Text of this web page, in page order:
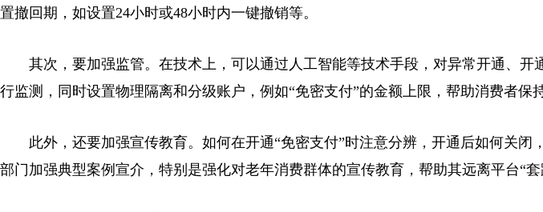
置撤回期，如设置24小时或48小时内一键撤销等。
其次，要加强监管。在技术上，可以通过人工智能等技术手段，对异常开通、开
行监测，同时设置物理隔离和分级账户，例如“免密支付”的金额上限，帮助消费者保
此外，还要加强宣传教育。如何在开通“免密支付”时注意分辨，开通后如何关
部门加强典型案例宣介，特别是强化对老年消费群体的宣传教育，帮助其远离平台“套